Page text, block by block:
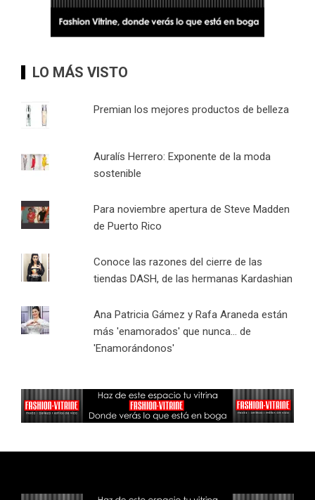
LO MÁS VISTO
Premian los mejores productos de belleza
Auralís Herrero: Exponente de la moda
sostenible
Para noviembre apertura de Steve Madden
de Puerto Rico
Conoce las razones del cierre de las
tiendas DASH, de las hermanas Kardashian
Ana Patricia Gámez y Rafa Araneda están
más 'enamorados' que nunca... de
'Enamorándonos'